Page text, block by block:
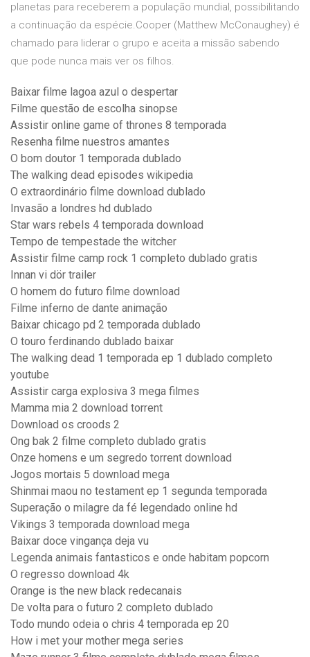
planetas para receberem a população mundial, possibilitando
a continuação da espécie.Cooper (Matthew McConaughey) é
chamado para liderar o grupo e aceita a missão sabendo
que pode nunca mais ver os filhos.
Baixar filme lagoa azul o despertar
Filme questão de escolha sinopse
Assistir online game of thrones 8 temporada
Resenha filme nuestros amantes
O bom doutor 1 temporada dublado
The walking dead episodes wikipedia
O extraordinário filme download dublado
Invasão a londres hd dublado
Star wars rebels 4 temporada download
Tempo de tempestade the witcher
Assistir filme camp rock 1 completo dublado gratis
Innan vi dör trailer
O homem do futuro filme download
Filme inferno de dante animação
Baixar chicago pd 2 temporada dublado
O touro ferdinando dublado baixar
The walking dead 1 temporada ep 1 dublado completo
youtube
Assistir carga explosiva 3 mega filmes
Mamma mia 2 download torrent
Download os croods 2
Ong bak 2 filme completo dublado gratis
Onze homens e um segredo torrent download
Jogos mortais 5 download mega
Shinmai maou no testament ep 1 segunda temporada
Superação o milagre da fé legendado online hd
Vikings 3 temporada download mega
Baixar doce vingança deja vu
Legenda animais fantasticos e onde habitam popcorn
O regresso download 4k
Orange is the new black redecanais
De volta para o futuro 2 completo dublado
Todo mundo odeia o chris 4 temporada ep 20
How i met your mother mega series